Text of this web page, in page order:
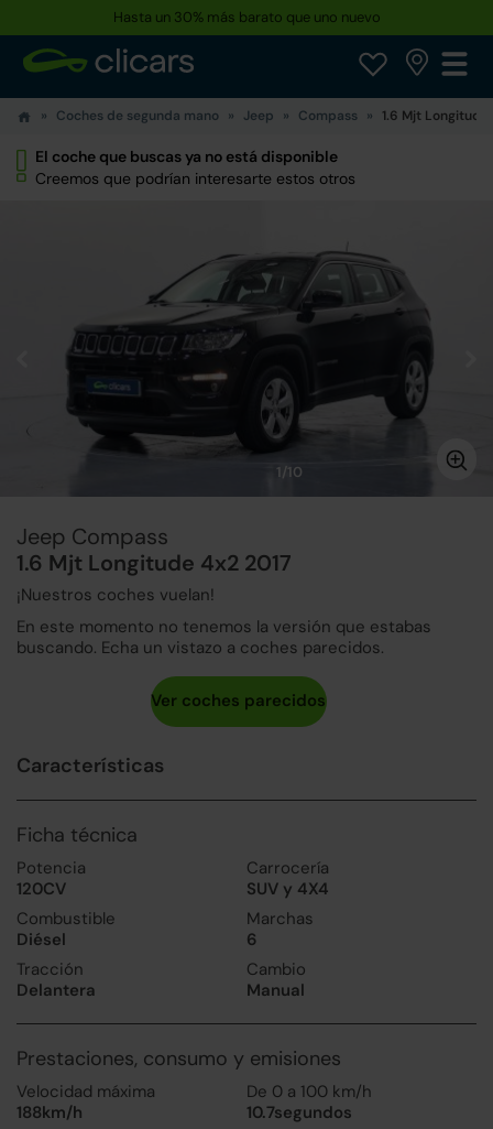
Hasta un 30% más barato que uno nuevo
Coches de segunda mano Jeep Compass 1.6 Mjt Longitude
El coche que buscas ya no está disponible
Creemos que podrían interesarte estos otros
1/10
Jeep Compass
1.6 Mjt Longitude 4x2 2017
¡Nuestros coches vuelan!
En este momento no tenemos la versión que estabas
buscando. Echa un vistazo a coches parecidos.
Características
Ficha técnica
Potencia
120CV
Carrocería
SUV y 4X4
Combustible
Diésel
Marchas
6
Tracción
Delantera
Cambio
Manual
Prestaciones, consumo y emisiones
Velocidad máxima
188km/h
De 0 a 100 km/h
10.7segundos